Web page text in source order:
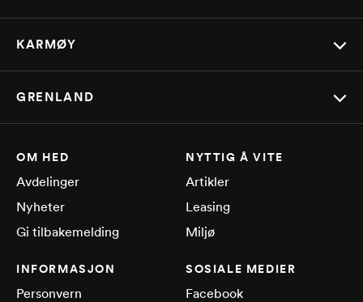
KARMØY
GRENLAND
OM HED
Avdelinger
Nyheter
Gi tilbakemelding
NYTTIG Å VITE
Artikler
Leasing
Miljø
INFORMASJON
Personvern
SOSIALE MEDIER
Facebook